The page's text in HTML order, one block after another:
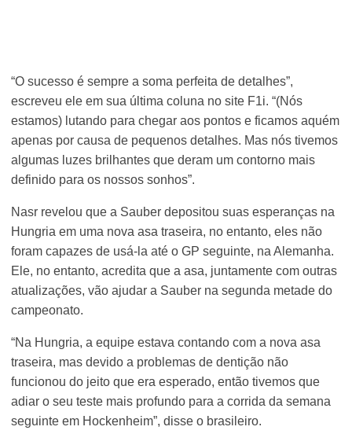
“O sucesso é sempre a soma perfeita de detalhes”,
escreveu ele em sua última coluna no site F1i. “(Nós
estamos) lutando para chegar aos pontos e ficamos aquém
apenas por causa de pequenos detalhes. Mas nós tivemos
algumas luzes brilhantes que deram um contorno mais
definido para os nossos sonhos”.
Nasr revelou que a Sauber depositou suas esperanças na
Hungria em uma nova asa traseira, no entanto, eles não
foram capazes de usá-la até o GP seguinte, na Alemanha.
Ele, no entanto, acredita que a asa, juntamente com outras
atualizações, vão ajudar a Sauber na segunda metade do
campeonato.
“Na Hungria, a equipe estava contando com a nova asa
traseira, mas devido a problemas de dentição não
funcionou do jeito que era esperado, então tivemos que
adiar o seu teste mais profundo para a corrida da semana
seguinte em Hockenheim”, disse o brasileiro.